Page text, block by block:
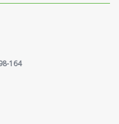
164